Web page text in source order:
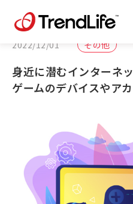
2022/12/01 その他
身近に潜むインターネ
ゲームのデバイスやア